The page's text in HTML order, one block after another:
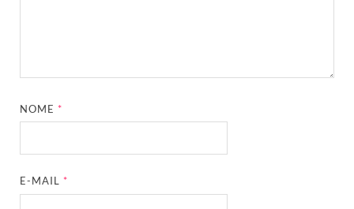
NOME*
E-MAIL*